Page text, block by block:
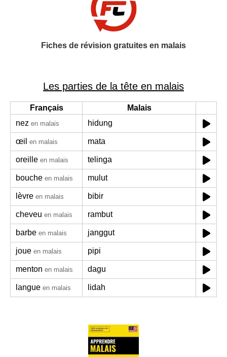
Fiches de révision gratuites en malais
Les parties de la tête en malais
Français
Malais
nez en malais hidung
œil en malais mata
oreille en malais telinga
bouche en malais mulut
lèvre en malais bibir
cheveu en malais rambut
barbe en malais janggut
joue en malais pipi
menton en malais dagu
langue en malais lidah